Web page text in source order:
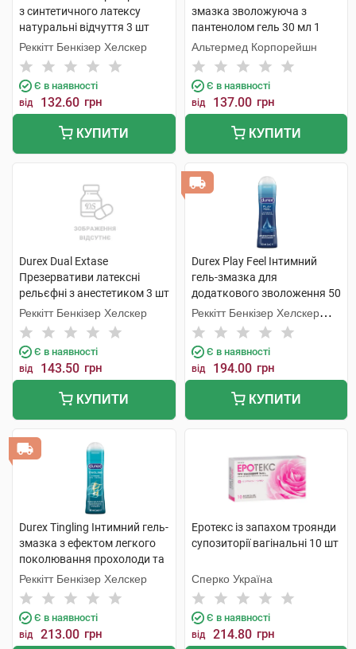
з синтетичного латексу
натуральні відчуття 3 шт
Реккітт Бенкізер Хелскер
Є в наявності
від 132.60 грн
КУПИТИ
змазка зволожуюча з
пантенолом гель 30 мл 1
туба
Альтермед Корпорейшн
Є в наявності
від 137.00 грн
КУПИТИ
Durex Dual Extase
Презервативи латексні
рельєфні з анестетиком 3 шт
Реккітт Бенкізер Хелскер
Є в наявності
від 143.50 грн
КУПИТИ
Durex Play Feel Інтимний
гель-змазка для
додаткового зволоження 50
мл 1 флакон
Реккітт Бенкізер Хелскер
Мануфектурінг
Є в наявності
від 194.00 грн
КУПИТИ
Durex Tingling Інтимний гель-
змазка з ефектом легкого
поколювання прохолоди та
зігрівання 50 мл 1 туба
Реккітт Бенкізер Хелскер
Є в наявності
від 213.00 грн
Еротекс із запахом троянди
супозиторії вагінальні 10 шт
Сперко Україна
Є в наявності
від 214.80 грн